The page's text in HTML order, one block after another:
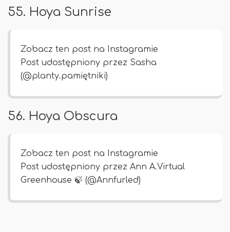
55. Hoya Sunrise
Zobacz ten post na Instagramie
Post udostępniony przez Sasha
(@planty.pamiętniki)
56. Hoya Obscura
Zobacz ten post na Instagramie
Post udostępniony przez Ann A.Virtual
Greenhouse 🍃 (@Annfurled)